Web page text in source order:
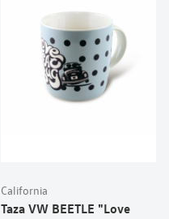
California
Taza VW BEETLE "Love